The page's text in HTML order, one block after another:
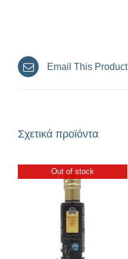
Email This Product
Σχετικά προϊόντα
Out of stock